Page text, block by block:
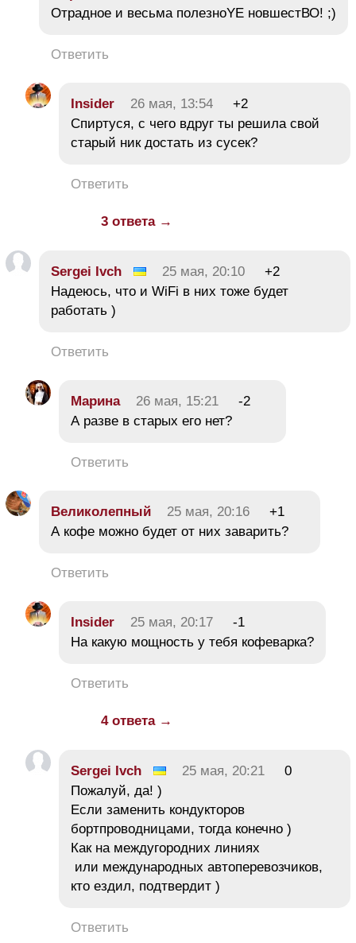
Отрадное и весьма полезноYE новшестВО! ;)
Ответить
Insider 26 мая, 13:54
+2
Спиртуся, с чего вдруг ты решила свой
старый ник достать из сусек?
Ответить
3 ответа →
Sergei Ivch 25 мая, 20:10
+2
Надеюсь, что и WiFi в них тоже будет
работать )
Ответить
Марина 26 мая, 15:21
-2
А разве в старых его нет?
Ответить
Великолепный 25 мая, 20:16
+1
А кофе можно будет от них заварить?
Ответить
Insider 25 мая, 20:17
-1
На какую мощность у тебя кофеварка?
Ответить
4 ответа →
Sergei Ivch 25 мая, 20:21
0
Пожалуй, да! )
Если заменить кондукторов
бортпроводницами, тогда конечно )
Как на междугородних линиях
или международных автоперевозчиков,
кто ездил, подтвердит )
Ответить